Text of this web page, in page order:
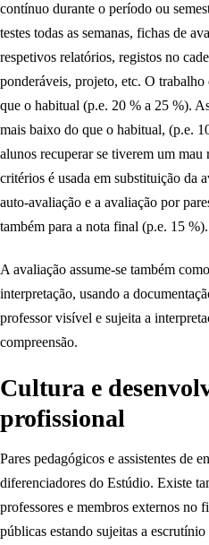
contínuo durante o período ou
testes todas as semanas, fichas de
respetivos relatórios, registos no
ponderáveis, projeto, etc. O
que o habitual (p.e. 20 % a 25 %).
mais baixo do que o habitual, (p.e.
alunos recuperar se tiverem um mau
critérios é usada em substituição da
auto-avaliação e a avaliação por
também para a nota final (p.e. 15 %).
A avaliação assume-se também
interpretação, usando a
professor visível e sujeita a
compreensão.
Cultura e
profissional
Pares pedagógicos e assistentes de
diferenciadores do Estúdio. Existe
professores e membros externos no
públicas estando sujeitas a escrutínio